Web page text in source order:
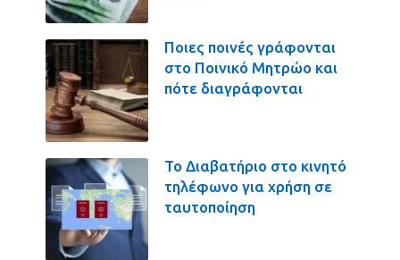
Ποιες ποινές γράφονται
στο Ποινικό Μητρώο και
πότε διαγράφονται
Το Διαβατήριο στο κινητό
τηλέφωνο για χρήση σε
ταυτοποίηση